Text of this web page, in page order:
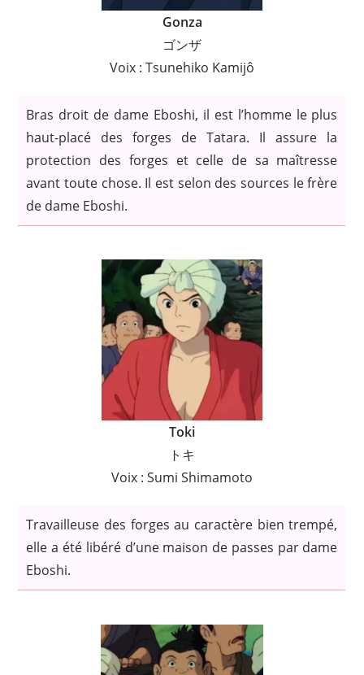
Gonza
ゴンザ
Voix : Tsunehiko Kamijô
Bras droit de dame Eboshi, il est l’homme le plus
haut-placé des forges de Tatara. Il assure la
protection des forges et celle de sa maîtresse
avant toute chose. Il est selon des sources le frère
de dame Eboshi.
Toki
トキ
Voix : Sumi Shimamoto
Travailleuse des forges au caractère bien trempé,
elle a été libéré d’une maison de passes par dame
Eboshi.